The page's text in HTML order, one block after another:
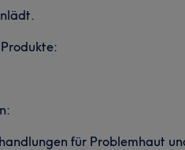
für Problemhaut